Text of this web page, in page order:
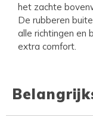
het zachte
De rubberen
alle richtingen en
extra comfort.